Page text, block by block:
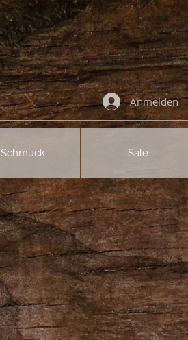
Anmelden
Schmuck Sale